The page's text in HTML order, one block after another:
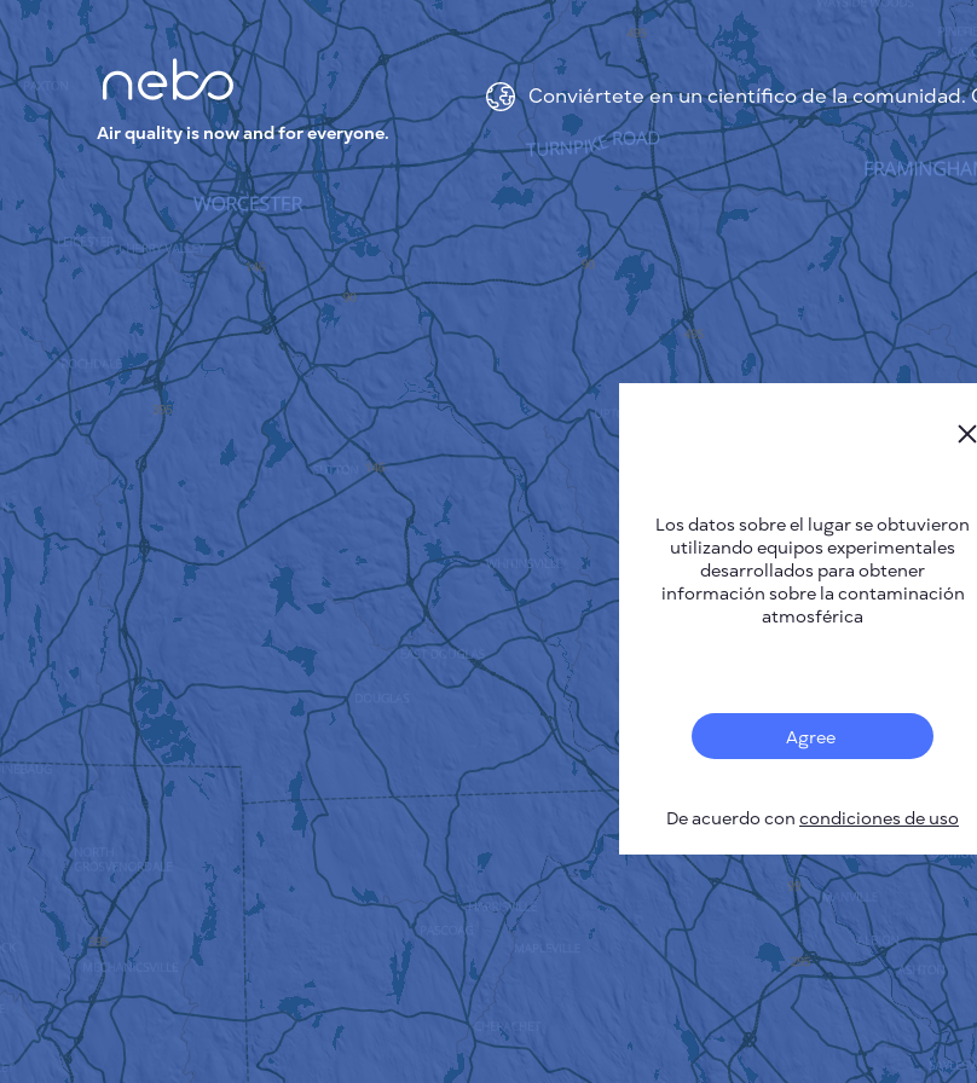
Air quality is now and for everyone.
Conviértete en un científico de la comunidad.
Los datos sobre el lugar se obtuvieron
utilizando equipos experimentales
desarrollados para obtener
información sobre la contaminación
atmosférica
Agree
De acuerdo con condiciones de uso